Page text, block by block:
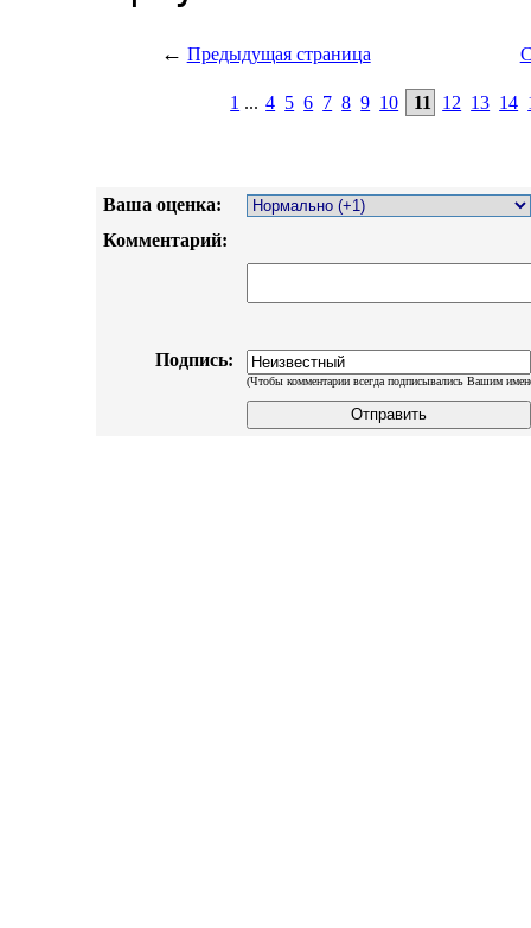
← Предыдущая страница
1 ... 4 5 6 7 8 9 10 11 12 13 14
Ваша оценка:
Комментарий:
Подпись:
(Чтобы комментарии всегда подписывались Вашим